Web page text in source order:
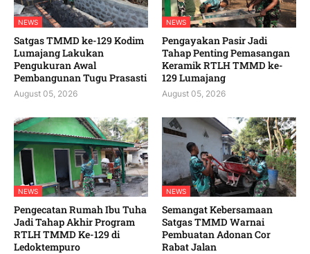
NEWS
Satgas TMMD ke-129 Kodim
Lumajang Lakukan
Pengukuran Awal
Pembangunan Tugu Prasasti
August 05, 2026
NEWS
Pengayakan Pasir Jadi
Tahap Penting Pemasangan
Keramik RTLH TMMD ke-
129 Lumajang
August 05, 2026
NEWS
Pengecatan Rumah Ibu Tuha
Jadi Tahap Akhir Program
RTLH TMMD Ke-129 di
Ledoktempuro
NEWS
Semangat Kebersamaan
Satgas TMMD Warnai
Pembuatan Adonan Cor
Rabat Jalan